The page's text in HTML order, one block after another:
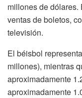
millones de
ventas de boletos,
televisión.
El béisbol
millones), mientras
aproximadamente
aproximadamente